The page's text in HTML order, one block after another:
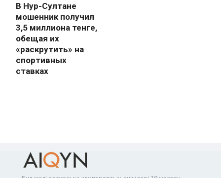
В Нур-Султане
мошенник получил
3,5 миллиона тенге,
обещая их
«раскрутить» на
спортивных
ставках